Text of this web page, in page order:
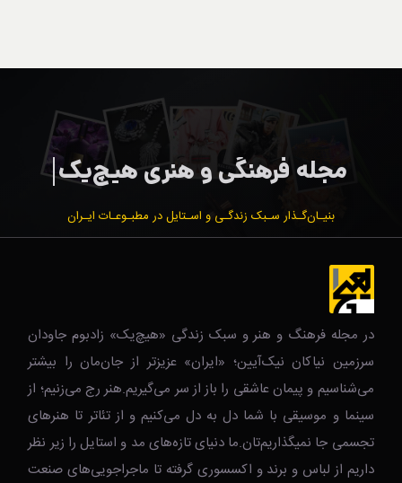
بنیـان‌گـذار سـبک زندگـی و اسـتایل در مطبـوعـات ایـران
در مجله فرهنگ و هنر و سبک زندگی‌ «هیچ‌یک» زادبوم جاودان
سرزمین نیاکان نیک‌‌‌آیین؛ «ایران» عزیزتر از جان‌مان را بیشتر
می‌شناسیم و پیمان عاشقی را باز از سر می‌گیریم.هنر رج می‌زنیم؛ از
سینما و موسیقی با شما دل به دل می‌کنیم و از تئاتر تا هنرهای
تجسمی جا نمیگذاریم‌تان.ما دنیای تازه‌های مد و استایل را زیر نظر
داریم از لباس و برند و اکسسوری گرفته تا ماجراجویی‌های صنعت